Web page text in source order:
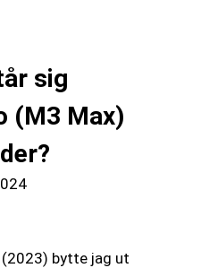
sig
(M3 Max)
bytte jag ut